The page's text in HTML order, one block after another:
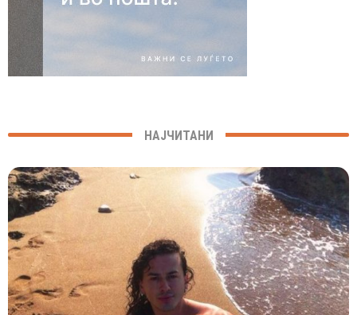
НАЈЧИТАНИ